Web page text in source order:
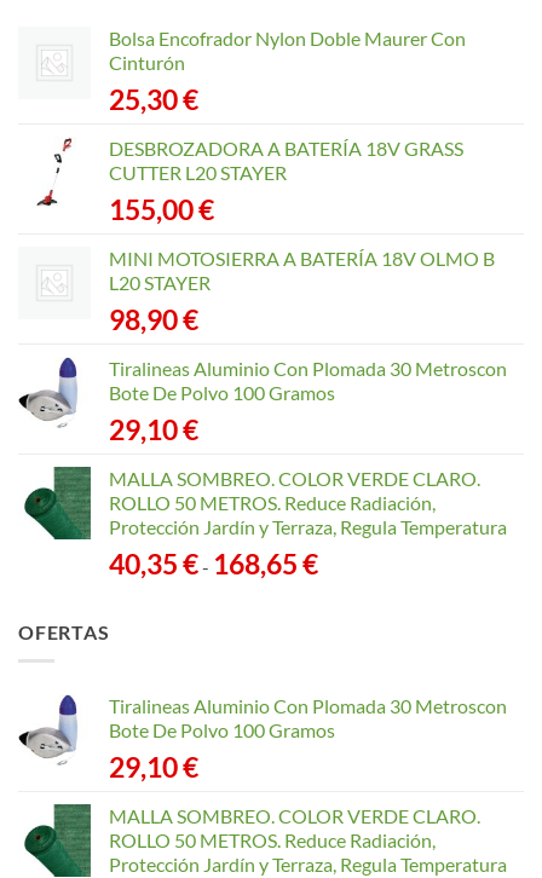
Bolsa Encofrador Nylon Doble Maurer Con
Cinturón
25,30€
DESBROZADORA A BATERÍA 18V GRASS
CUTTER L20 STAYER
155,00€
MINI MOTOSIERRA A BATERÍA 18V OLMO B
L20 STAYER
98,90€
Tiralineas Aluminio Con Plomada 30 Metroscon
Bote De Polvo 100 Gramos
29,10€
MALLA SOMBREO. COLOR VERDE CLARO.
ROLLO 50 METROS. Reduce Radiación,
Protección Jardín y Terraza, Regula Temperatura
40,35€- 168,65€Rango
168,65 €
OFERTAS
Tiralineas Aluminio Con Plomada 30 Metroscon
Bote De Polvo 100 Gramos
29,10€
MALLA SOMBREO. COLOR VERDE CLARO.
ROLLO 50 METROS. Reduce Radiación,
Protección Jardín y Terraza, Regula Temperatura